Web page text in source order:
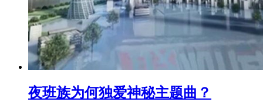
夜班族为何独爱神秘主题曲？